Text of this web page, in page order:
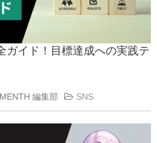
ガイド！目標達成への実践テ
編集部 SNS